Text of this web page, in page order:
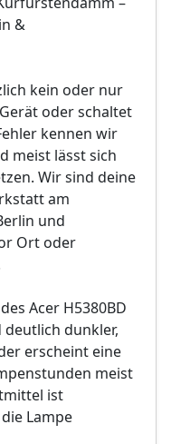
werden,
nach
&
kein oder nur
oder schaltet
kennen wir
meist lässt sich
Wir sind deine
am
und
Ort oder
Acer H5380BD
deutlich dunkler,
erscheint eine
meist
ist
Lampe